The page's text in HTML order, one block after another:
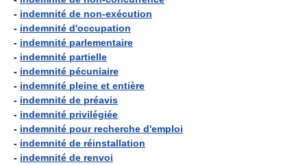
- indemnité de non-exécution
- indemnité d'occupation
- indemnité parlementaire
- indemnité partielle
- indemnité pécuniaire
- indemnité pleine et entière
- indemnité de préavis
- indemnité privilégiée
- indemnité pour recherche d'emploi
- indemnité de réinstallation
- indemnité de renvoi